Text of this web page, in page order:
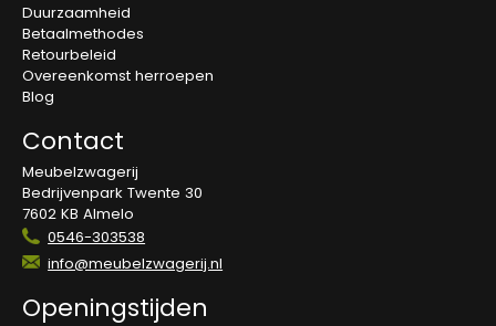
Duurzaamheid
Betaalmethodes
Retourbeleid
Overeenkomst herroepen
Blog
Contact
Meubelzwagerij
Bedrijvenpark Twente 30
7602 KB Almelo
0546-303538
info@meubelzwagerij.nl
Openingstijden